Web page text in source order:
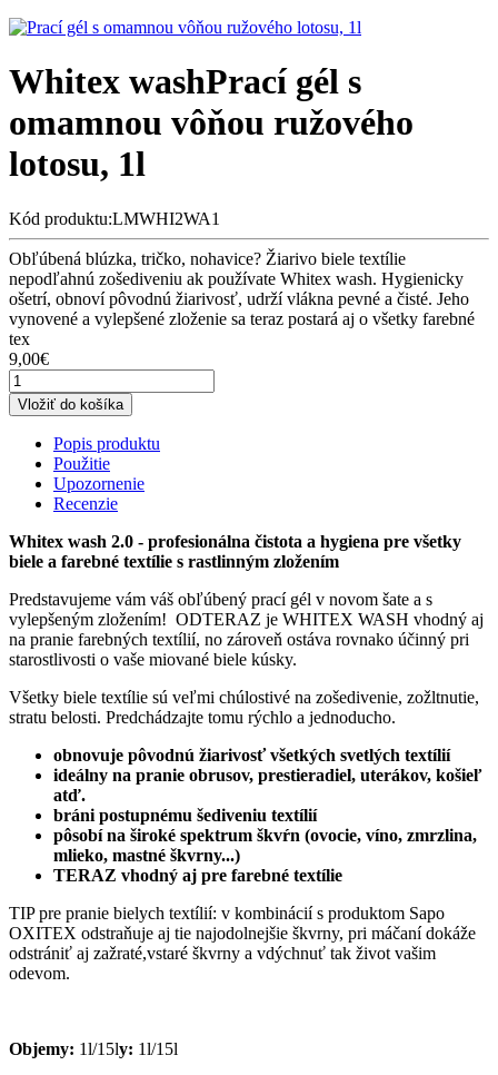
Whitex washPrací gél s
omamnou vôňou ružového
lotosu, 1l
Kód produktu:LMWHI2WA1
Obľúbená blúzka, tričko, nohavice? Žiarivo biele textílie
nepodľahnú zošediveniu ak používate Whitex wash. Hygienicky
ošetrí, obnoví pôvodnú žiarivosť, udrží vlákna pevné a čisté. Jeho
vynovené a vylepšené zloženie sa teraz postará aj o všetky farebné
tex
9,00€
Vložiť do košíka
Popis produktu
Použitie
Upozornenie
Recenzie
Whitex wash 2.0 - profesionálna čistota a hygiena pre všetky
biele a farebné textílie s rastlinným zložením
Predstavujeme vám váš obľúbený prací gél v novom šate a s
vylepšeným zložením! ODTERAZ je WHITEX WASH vhodný aj
na pranie farebných textílií, no zároveň ostáva rovnako účinný pri
starostlivosti o vaše miované biele kúsky.
Všetky biele textílie sú veľmi chúlostivé na zošedivenie, zožltnutie,
stratu belosti. Predchádzajte tomu rýchlo a jednoducho.
obnovuje pôvodnú žiarivosť všetkých svetlých textílií
ideálny na pranie obrusov, prestieradiel, uterákov, košieľ
atď.
bráni postupnému šediveniu textílií
pôsobí na široké spektrum škvŕn (ovocie, víno, zmrzlina,
mlieko, mastné škvrny...)
TERAZ vhodný aj pre farebné textílie
TIP pre pranie bielych textílií: v kombinácií s produktom Sapo
OXITEX odstraňuje aj tie najodolnejšie škvrny, pri máčaní dokáže
odstrániť aj zažraté,vstaré škvrny a vdýchnuť tak život vašim
odevom.
Objemy: 1l/15ly: 1l/15l